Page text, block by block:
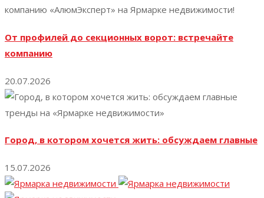
От профилей до секционных ворот: встречайте
компанию
20.07.2026
Город, в котором хочется жить: обсуждаем главные
15.07.2026